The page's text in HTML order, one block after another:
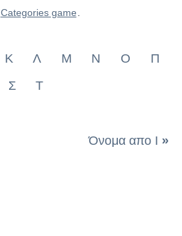
Categories game
Κ Λ Μ Ν Ο
Π
Σ
Τ
Όνομα απο Ι »